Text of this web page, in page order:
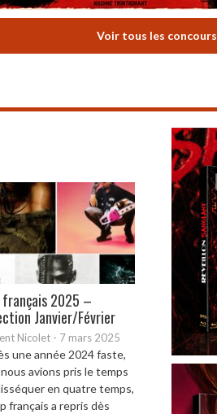
Voir tous les concours
français 2025 –
Janvier/Février
Nicolet - 7 mars 2025
une année 2024 faste,
avions pris le temps
en quatre temps,
français a repris dès